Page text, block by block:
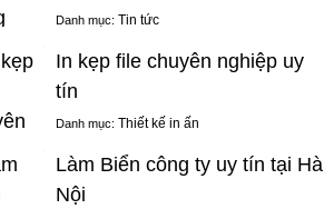
Danh mục: Tin tức
In kẹp file chuyên nghiệp uy
tín
Danh mục: Thiết kế in ấn
Làm Biển công ty uy tín tại Hà
Nội